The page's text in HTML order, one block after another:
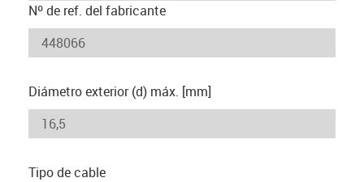
Nº de ref. del fabricante
Diámetro exterior (d) máx. [mm]
Tipo de cable